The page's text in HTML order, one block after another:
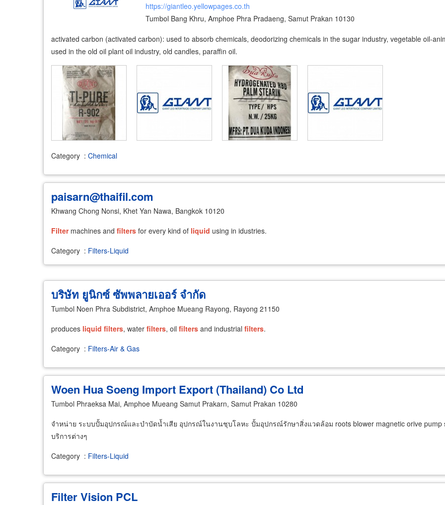
https://giantleo.yellowpages.co.th
Tumbol Bang Khru, Amphoe Phra Pradaeng, Samut Prakan 10130
activated carbon (activated carbon): used to absorb chemicals, deodorizing chemicals in the sugar industry, vegetable oil-
used in the old oil plant oil industry, old candles, paraffin oil.
Category : Chemical
paisarn@thaifil.com
Khwang Chong Nonsi, Khet Yan Nawa, Bangkok 10120
Filtermachines and filters for every kind of liquid using in idustries.
Category : Filters-Liquid
บริษัท ยูนิกซ์ ซัพพลายเออร์ จำกัด
Tumbol Noen Phra Subdistrict, Amphoe Mueang Rayong, Rayong 21150
produces liquid filters, water filters, oil filters and industrial filters.
Category : Filters-Air & Gas
Woen Hua Soeng Import Export (Thailand) Co Ltd
Tumbol Phraeksa Mai, Amphoe Mueang Samut Prakarn, Samut Prakan 10280
จำหน่าย ระบบปั้มอุปกรณ์และบำบัดน้ำเสีย อุปกรณ์ในงานชุบโลหะ ปั้มอุปกรณ์รักษาสิ่งแวดล้อม roots blower magnetic orive pump
บริการต่างๆ
Category : Filters-Liquid
Filter Vision PCL